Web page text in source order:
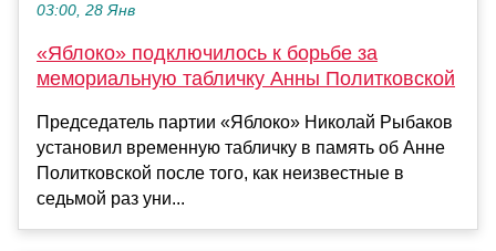
03:00, 28 Янв
«Яблоко» подключилось к борьбе за
мемориальную табличку Анны Политковской
Председатель партии «Яблоко» Николай Рыбаков
установил временную табличку в память об Анне
Политковской после того, как неизвестные в
седьмой раз уни...